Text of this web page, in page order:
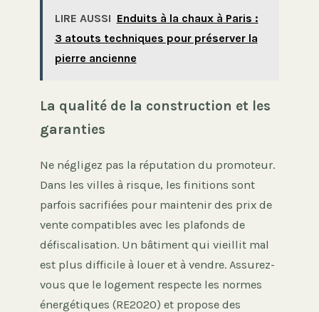
LIRE AUSSI Enduits à la chaux à Paris :
3 atouts techniques pour préserver la
pierre ancienne
La qualité de la construction et les
garanties
Ne négligez pas la réputation du promoteur.
Dans les villes à risque, les finitions sont
parfois sacrifiées pour maintenir des prix de
vente compatibles avec les plafonds de
défiscalisation. Un bâtiment qui vieillit mal
est plus difficile à louer et à vendre. Assurez-
vous que le logement respecte les normes
énergétiques (RE2020) et propose des